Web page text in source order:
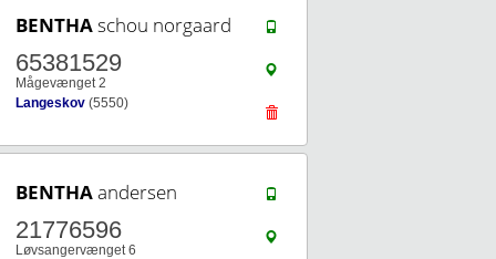
BENTHAschou norgaard
65381529
Mågevænget 2
Langeskov (5550)
BENTHAandersen
21776596
Løvsangervænget 6